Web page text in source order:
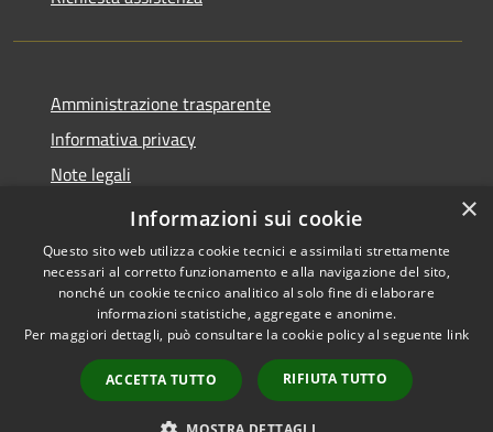
Amministrazione trasparente
Informativa privacy
Note legali
Dichiarazione di accessibilità
Accessibilità
Copyright © 2026 • Comune di
Andora • Powered by
Municipium•
Accesso
redazione
×
Informazioni sui cookie
Questo sito web utilizza cookie tecnici e assimilati strettamente
necessari al corretto funzionamento e alla navigazione del sito,
nonché un cookie tecnico analitico al solo fine di elaborare
informazioni statistiche, aggregate e anonime.
Per maggiori dettagli, può consultare la cookie policy al seguente link
ACCETTA TUTTO RIFIUTA TUTTO